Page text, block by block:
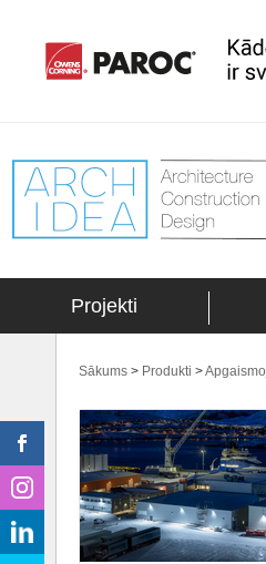
Projekti
Sākums > Produkti >